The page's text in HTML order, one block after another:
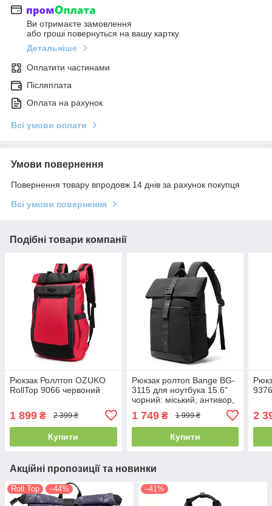
Ви отримаєте замовлення
або гроші повернуться на вашу картку
Детальніше
Оплатити частинами
Післяплата
Оплата на рахунок
Всі умови оплати
Умови повернення
Повернення товару впродовж 14 днів за рахунок покупця
Всі умови повернення
Подібні товари компанії
Рюкзак Роллтоп OZUKO
RollTop 9066 червоний
1 899 ₴ 2 399 ₴
Купити
Рюкзак ролтоп Bange BG-
3115 для ноутбука 15.6"
чорний: міський, антивор,
1 749₴ 1 999 ₴
Купити
2
Акційні пропозиції та новинки
Roll Top –44% –41%